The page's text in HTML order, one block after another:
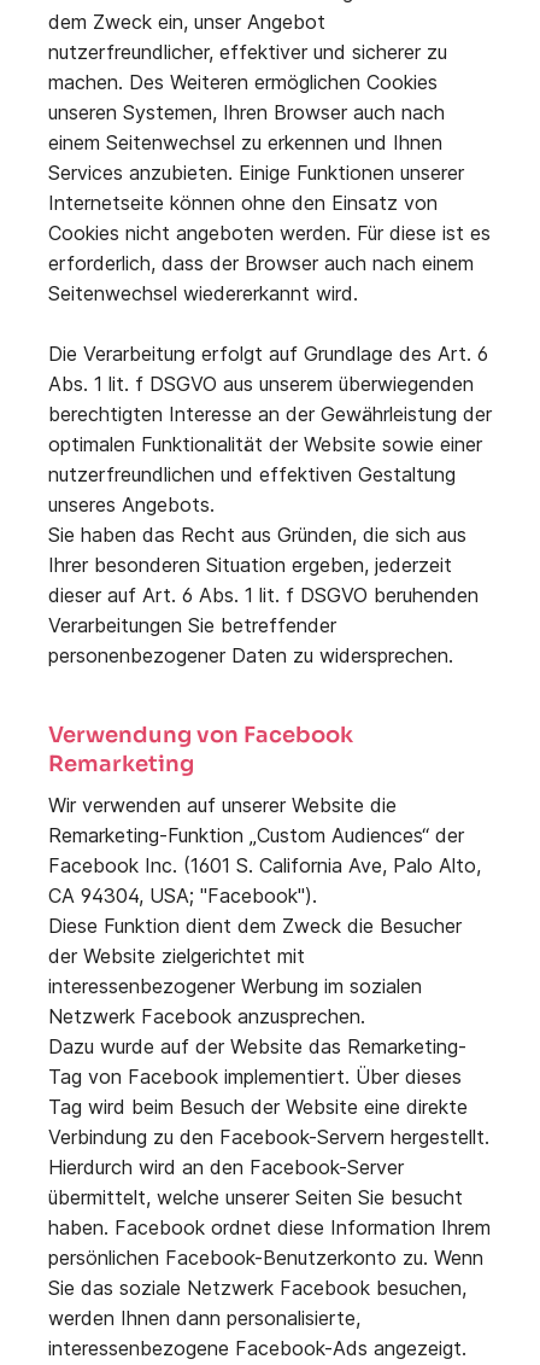
dem Zweck ein, unser Angebot
nutzerfreundlicher, effektiver und sicherer zu
machen. Des Weiteren ermöglichen Cookies
unseren Systemen, Ihren Browser auch nach
einem Seitenwechsel zu erkennen und Ihnen
Services anzubieten. Einige Funktionen unserer
Internetseite können ohne den Einsatz von
Cookies nicht angeboten werden. Für diese ist es
erforderlich, dass der Browser auch nach einem
Seitenwechsel wiedererkannt wird.
Die Verarbeitung erfolgt auf Grundlage des Art. 6
Abs. 1 lit. f DSGVO aus unserem überwiegenden
berechtigten Interesse an der Gewährleistung der
optimalen Funktionalität der Website sowie einer
nutzerfreundlichen und effektiven Gestaltung
unseres Angebots.
Sie haben das Recht aus Gründen, die sich aus
Ihrer besonderen Situation ergeben, jederzeit
dieser auf Art. 6 Abs. 1 lit. f DSGVO beruhenden
Verarbeitungen Sie betreffender
personenbezogener Daten zu widersprechen.
Verwendung von Facebook
Remarketing
Wir verwenden auf unserer Website die
Remarketing-Funktion „Custom Audiences“ der
Facebook Inc. (1601 S. California Ave, Palo Alto,
CA 94304, USA; "Facebook").
Diese Funktion dient dem Zweck die Besucher
der Website zielgerichtet mit
interessenbezogener Werbung im sozialen
Netzwerk Facebook anzusprechen.
Dazu wurde auf der Website das Remarketing-
Tag von Facebook implementiert. Über dieses
Tag wird beim Besuch der Website eine direkte
Verbindung zu den Facebook-Servern hergestellt.
Hierdurch wird an den Facebook-Server
übermittelt, welche unserer Seiten Sie besucht
haben. Facebook ordnet diese Information Ihrem
persönlichen Facebook-Benutzerkonto zu. Wenn
Sie das soziale Netzwerk Facebook besuchen,
werden Ihnen dann personalisierte,
interessenbezogene Facebook-Ads angezeigt.